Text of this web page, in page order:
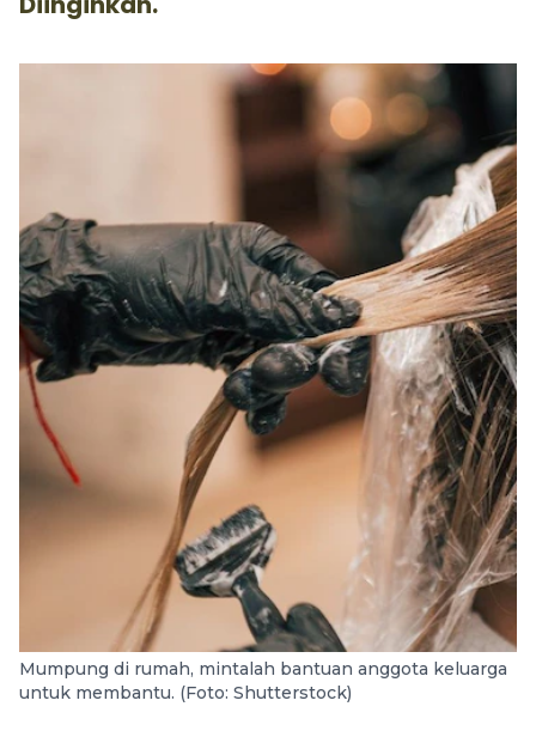
Mumpung di rumah, mintalah bantuan anggota keluarga
untuk membantu. (Foto: Shutterstock)